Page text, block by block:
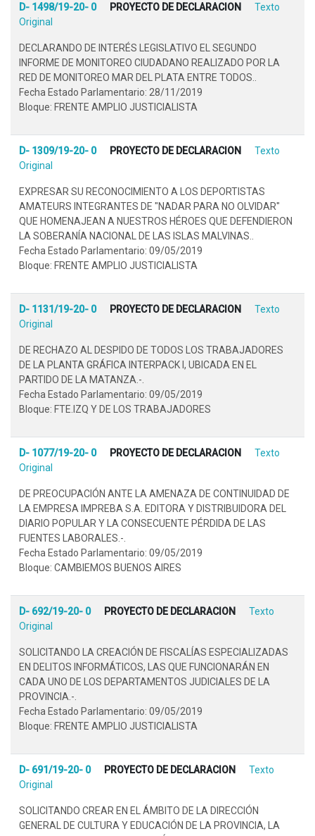
D- 1498/19-20- 0 PROYECTO DE DECLARACION
Texto
Original
DECLARANDO DE INTERÉS LEGISLATIVO EL SEGUNDO
INFORME DE MONITOREO CIUDADANO REALIZADO POR LA
RED DE MONITOREO MAR DEL PLATA ENTRE TODOS..
Fecha Estado Parlamentario: 28/11/2019
Bloque: FRENTE AMPLIO JUSTICIALISTA
D- 1309/19-20- 0 PROYECTO DE DECLARACION
Texto
Original
EXPRESAR SU RECONOCIMIENTO A LOS DEPORTISTAS
AMATEURS INTEGRANTES DE "NADAR PARA NO OLVIDAR"
QUE HOMENAJEAN A NUESTROS HÉROES QUE DEFENDIERON
LA SOBERANÍA NACIONAL DE LAS ISLAS MALVINAS..
Fecha Estado Parlamentario: 09/05/2019
Bloque: FRENTE AMPLIO JUSTICIALISTA
D- 1131/19-20- 0 PROYECTO DE DECLARACION
Texto
Original
DE RECHAZO AL DESPIDO DE TODOS LOS TRABAJADORES
DE LA PLANTA GRÁFICA INTERPACK I, UBICADA EN EL
PARTIDO DE LA MATANZA.-.
Fecha Estado Parlamentario: 09/05/2019
Bloque: FTE.IZQ Y DE LOS TRABAJADORES
D- 1077/19-20- 0 PROYECTO DE DECLARACION
Texto
Original
DE PREOCUPACIÓN ANTE LA AMENAZA DE CONTINUIDAD DE
LA EMPRESA IMPREBA S.A. EDITORA Y DISTRIBUIDORA DEL
DIARIO POPULAR Y LA CONSECUENTE PÉRDIDA DE LAS
FUENTES LABORALES.-.
Fecha Estado Parlamentario: 09/05/2019
Bloque: CAMBIEMOS BUENOS AIRES
D- 692/19-20- 0 PROYECTO DE DECLARACION
Texto
Original
SOLICITANDO LA CREACIÓN DE FISCALÍAS ESPECIALIZADAS
EN DELITOS INFORMÁTICOS, LAS QUE FUNCIONARÁN EN
CADA UNO DE LOS DEPARTAMENTOS JUDICIALES DE LA
PROVINCIA.-.
Fecha Estado Parlamentario: 09/05/2019
Bloque: FRENTE AMPLIO JUSTICIALISTA
D- 691/19-20- 0 PROYECTO DE DECLARACION
Texto
Original
SOLICITANDO CREAR EN EL ÁMBITO DE LA DIRECCIÓN
GENERAL DE CULTURA Y EDUCACIÓN DE LA PROVINCIA, LA